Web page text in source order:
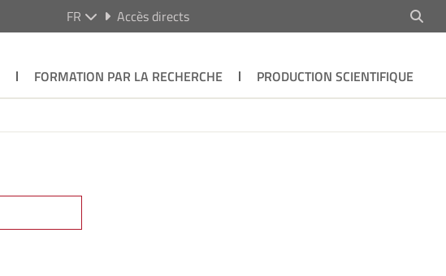
FR Accès directs
FORMATION PAR LA RECHERCHE
PRODUCTION SCIENTIFIQUE